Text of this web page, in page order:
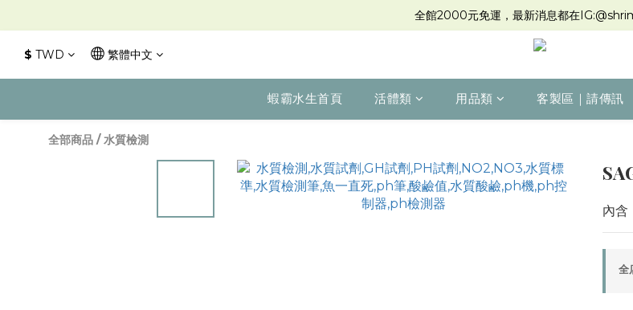
全館2000元免運，最新消息都在
$ TWD 繁體中文
蝦霸水生首頁 活體類 用品類 客製區｜請傳訊
全部商品 /水質檢測
內含
全